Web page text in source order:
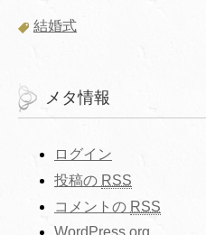
結婚式
メタ情報
ログイン
投稿の RSS
コメントの RSS
WordPress.org